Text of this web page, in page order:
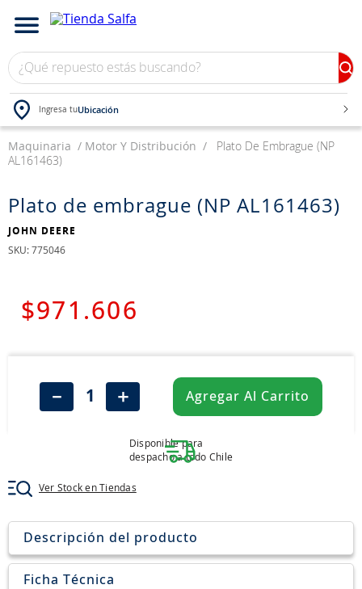
¿Qué repuesto estás buscando?
Ingresa tuUbicación
Maquinaria Motor Y Distribución
Plato De Embrague (NP
AL161463)
Plato de embrague (NP AL161463)
JOHN DEERE
: 775046
$971 .606
＋
－ Agregar Al Carrito
Disponible para
despacho a todo Chile
Ver Stock en Tiendas
Descripción del producto
Ficha Técnica
TÉRMINOS MÁS BUSCADOS
2.
neumáticos
3.
westlake
4
yokohama
6.
chevrolet
235